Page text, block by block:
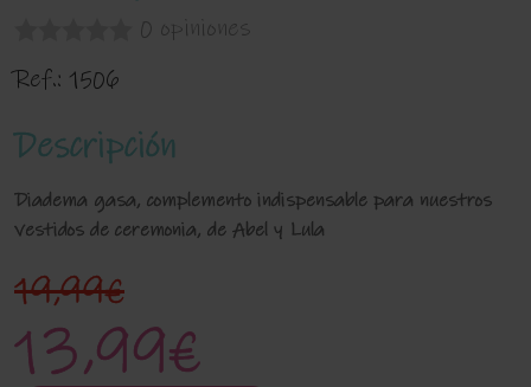
0 opiniones
Ref.: 1506
Descripción
Diadema gasa, complemento indispensable para nuestros
vestidos de ceremonia, de Abel y Lula
13,99€
19,99€